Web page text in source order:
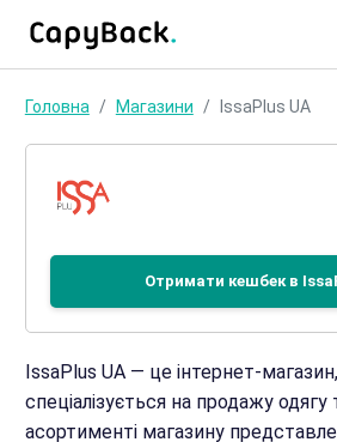
Головна Магазини IssaPlus UA
Отримати кешбек в
IssaPlus UA — це інтернет-
спеціалізується на продажу одягу
асортименті магазину